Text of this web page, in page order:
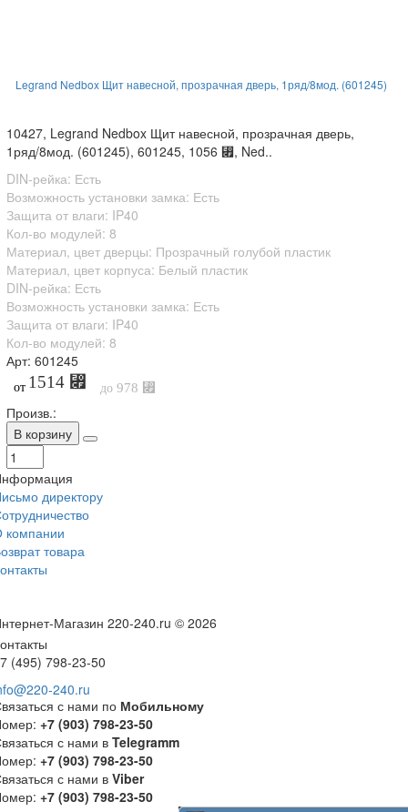
Legrand Nedbox Щит навесной, прозрачная дверь, 1ряд/8мод. (601245)
10427, Legrand Nedbox Щит навесной, прозрачная дверь,
1ряд/8мод. (601245), 601245, 1056 ⃏, Ned..
DIN-рейка: Есть
Возможность установки замка: Есть
Защита от влаги: IP40
Кол-во модулей: 8
Материал, цвет дверцы: Прозрачный голубой пластик
Материал, цвет корпуса: Белый пластик
DIN-рейка: Есть
Возможность установки замка: Есть
Защита от влаги: IP40
Кол-во модулей: 8
Арт: 601245
от 1514 ⃏ до 978 ⃏
Произв.:
В корзину
директору
компании
товара
Магазин 220-240.ru © 2026
(495) 798-23-50
240.ru
с нами по Мобильному
+7 (903) 798-23-50
с нами в Telegramm
+7 (903) 798-23-50
с нами в Viber
+7 (903) 798-23-50